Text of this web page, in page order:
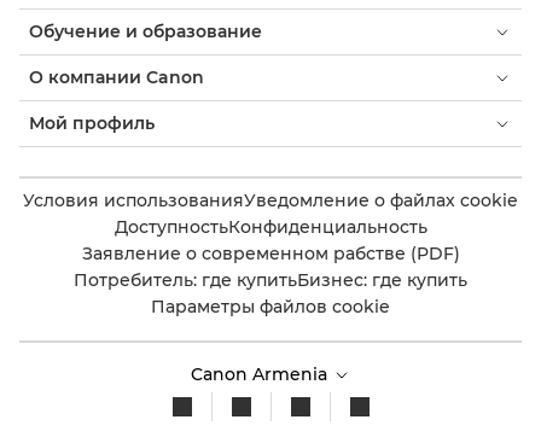
Обучение и образование
О компании Canon
Мой профиль
Условия использованияУведомление о файлах cookie
ДоступностьКонфиденциальность
Заявление о современном рабстве (PDF)
Потребитель: где купитьБизнес: где купить
Параметры файлов cookie
Canon Armenia